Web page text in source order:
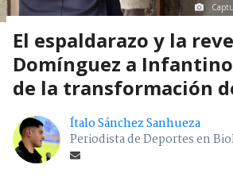
El espaldarazo y la
Domínguez a
de la transformación
Ítalo Sánchez Sanhueza
Periodista de Deportes en